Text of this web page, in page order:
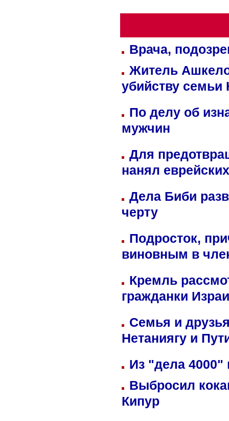
Врача,
Житель
убийству семьи
По делу об
мужчин
Для
нанял
Дела Биби
черту
Подросток,
виновным в
Кремль
гражданки
Семья и
Нетаниягу и
Из "дела 4000"
Выбросил
Кипур